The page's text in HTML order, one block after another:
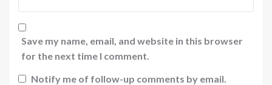
Save my name, email, and website in this browser
for the next time I comment.
Notify me of follow-up comments by email.